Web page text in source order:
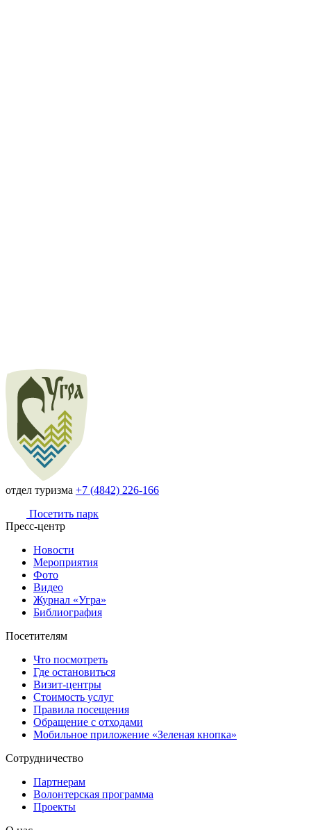
отдел туризма +7 (4842) 226-166
Посетить парк
Пресс-центр
Новости
Мероприятия
Фото
Видео
Журнал «Угра»
Библиография
Посетителям
Что посмотреть
Где остановиться
Визит-центры
Стоимость услуг
Правила посещения
Обращение с отходами
Мобильное приложение «Зеленая кнопка»
Сотрудничество
Партнерам
Волонтерская программа
Проекты